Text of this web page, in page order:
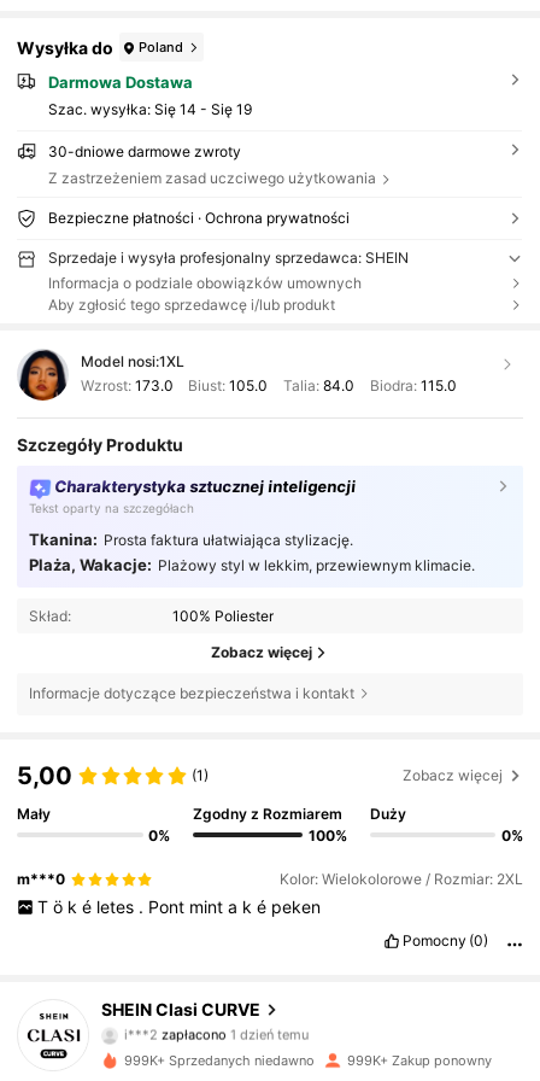
Wysyłka do Poland
Darmowa Dostawa
Szac. wysyłka: Się 14 - Się 19
30-dniowe darmowe zwroty
Z zastrzeżeniem zasad uczciwego użytkowania
Bezpieczne płatności · Ochrona prywatności
Sprzedaje i wysyła profesjonalny sprzedawca: SHEIN
Informacja o podziale obowiązków umownych
Aby zgłosić tego sprzedawcę i/lub produkt
Model nosi:1XL
Wzrost: 173.0 Biust:105.0 Talia: 84.0 Biodra: 115.0
Szczegóły Produktu
Charakterystyka sztucznej inteligencji
Tekst oparty na szczegółach
Tkanina: Prosta faktura ułatwiająca stylizację.
Plaża, Wakacje: Plażowy styl w lekkim, przewiewnym klimacie.
Skład: 100% Poliester
Zobacz więcej
Informacje dotyczące bezpieczeństwa i kontakt
5,00 (1) Zobacz więcej
Mały
0%
Zgodny z Rozmiarem
100%
Duży
0%
m***0 Kolor: Wielokolorowe / Rozmiar: 2XL
T ö k é letes . Pont mint a k é peken
Pomocny (0)
SHEIN Clasi CURVE
4,83
338K Obserwujący
i***2 zapłacono 1 dzień temu
5 godzin(y) temu
999K+ Sprzedanych niedawno 999K+ Zakup ponowny